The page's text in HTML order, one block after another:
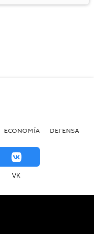
ECONOMÍA DEFENSA
VK